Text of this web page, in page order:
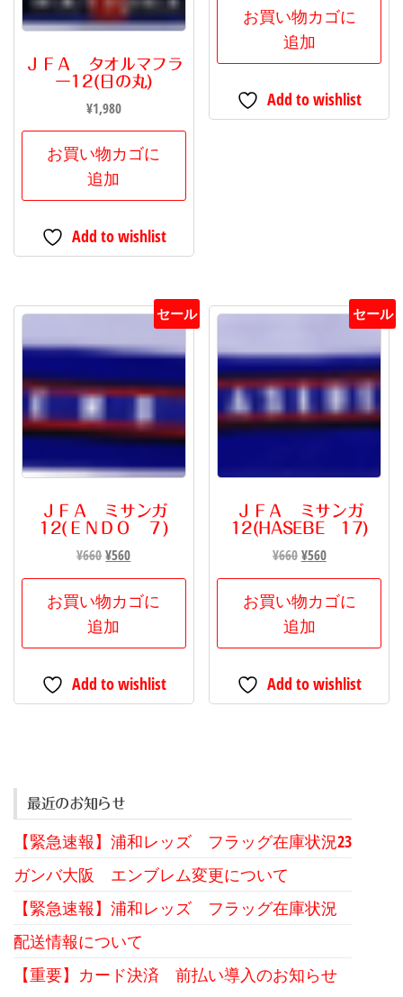
ボ
カ
ジ
ア
ー
ッ
ト
フ
ラ
個
ＪＦＡ タオルマフラ
ー12(日の丸)
¥1,980
お買い物カゴに
追加
Add to wishlist
お買い物カゴに
追加
Add to wishlist
セール
ＪＦＡ ミサンガ
12(ＥＮＤＯ ７)
¥660元
の
価
格
は
で
し
¥560現
在
の
¥560
で
お買い物カゴに
追加
Add to wishlist
セール
ＪＦＡ ミサンガ
12(HASEBE 17)
¥660 元
の
価
格
は
で
し
¥560現
在
の
¥560
で
お買い物カゴに
追加
Add to wishlist
最近のお知らせ
【緊急速報】浦和レッズ フラッグ在庫状況23
ガンバ大阪 エンブレム変更について
【緊急速報】浦和レッズ フラッグ在庫状況
配送情報について
【重要】カード決済 前払い導入のお知らせ